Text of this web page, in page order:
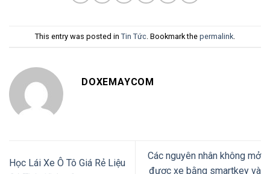
This entry was posted in Tin Tức . Bookmark the permalink
DOXEMAYCOM
Học Lái Xe Ô Tô Giá Rẻ Liệu
Các nguyên nhân không mở
được xe bằng smartkey và